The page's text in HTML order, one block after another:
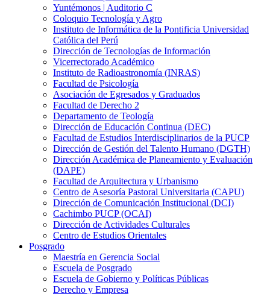
Yuntémonos | Auditorio C
Coloquio Tecnología y Agro
Instituto de Informática de la Pontificia Universidad
Católica del Perú
Dirección de Tecnologías de Información
Vicerrectorado Académico
Instituto de Radioastronomía (INRAS)
Facultad de Psicología
Asociación de Egresados y Graduados
Facultad de Derecho 2
Departamento de Teología
Dirección de Educación Continua (DEC)
Facultad de Estudios Interdisciplinarios de la PUCP
Dirección de Gestión del Talento Humano (DGTH)
Dirección Académica de Planeamiento y Evaluación
(DAPE)
Facultad de Arquitectura y Urbanismo
Centro de Asesoría Pastoral Universitaria (CAPU)
Dirección de Comunicación Institucional (DCI)
Cachimbo PUCP (OCAI)
Dirección de Actividades Culturales
Centro de Estudios Orientales
Posgrado
Maestría en Gerencia Social
Escuela de Posgrado
Escuela de Gobierno y Políticas Públicas
Derecho y Empresa